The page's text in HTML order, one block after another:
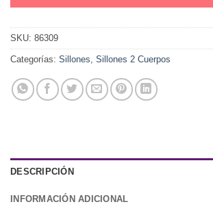
SKU: 86309
Categorías: Sillones Sillones 2 Cuerpos
DESCRIPCIÓN
INFORMACIÓN ADICIONAL